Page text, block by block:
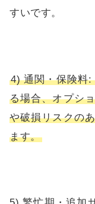
すいです。
4) 通関・保険料:
る場合、オプシ
や破損リスクの
ます。